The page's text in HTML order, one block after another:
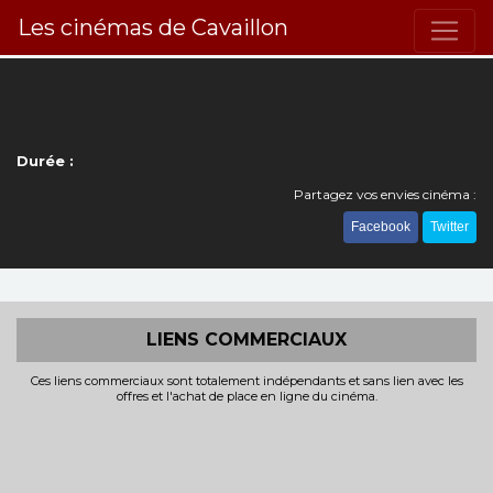
Les cinémas de Cavaillon
Durée :
Partagez vos envies cinéma :
Facebook Twitter
LIENS COMMERCIAUX
Ces liens commerciaux sont totalement indépendants et sans lien avec les
offres et l'achat de place en ligne du cinéma.